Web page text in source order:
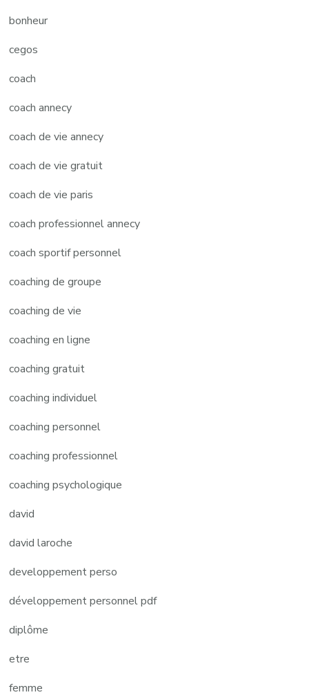
bonheur
cegos
coach
coach annecy
coach de vie annecy
coach de vie gratuit
coach de vie paris
coach professionnel annecy
coach sportif personnel
coaching de groupe
coaching de vie
coaching en ligne
coaching gratuit
coaching individuel
coaching personnel
coaching professionnel
coaching psychologique
david
david laroche
developpement perso
développement personnel pdf
diplôme
etre
femme